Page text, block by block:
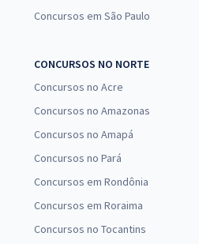
Concursos em São Paulo
CONCURSOS NO NORTE
Concursos no Acre
Concursos no Amazonas
Concursos no Amapá
Concursos no Pará
Concursos em Rondônia
Concursos em Roraima
Concursos no Tocantins